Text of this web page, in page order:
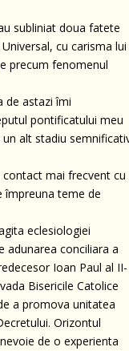
subliniat doua fatete
cu carisma lui
precum fenomenul
de astazi îmi
pontificatului meu
alt stadiu
mai frecvent cu
împreuna teme de
eclesiologiei
adunarea conciliara a
Ioan Paul al II-
Bisericile Catolice
a promova unitatea
Orizontul
de o experienta